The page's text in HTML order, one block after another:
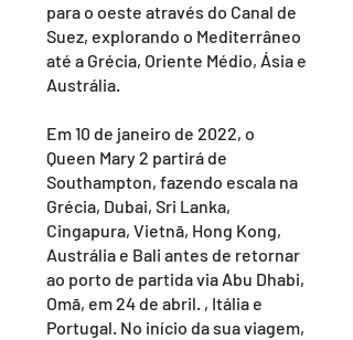
para o oeste através do Canal de
Suez, explorando o Mediterrâneo
até a Grécia, Oriente Médio, Ásia e
Austrália.
Em 10 de janeiro de 2022, o
Queen Mary 2 partirá de
Southampton, fazendo escala na
Grécia, Dubai, Sri Lanka,
Cingapura, Vietnã, Hong Kong,
Austrália e Bali antes de retornar
ao porto de partida via Abu Dhabi,
Omã, em 24 de abril. , Itália e
Portugal. No início da sua viagem,